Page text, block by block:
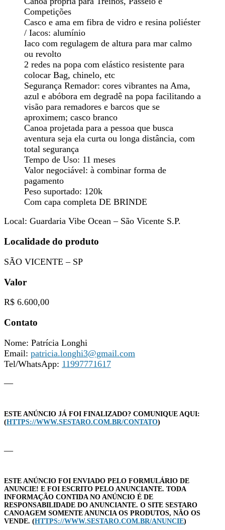
Competições
Casco e ama em fibra de vidro e resina poliéster
/ Iacos: alumínio
Iaco com regulagem de altura para mar calmo
ou revolto
2 redes na popa com elástico resistente para
colocar Bag, chinelo, etc
Segurança Remador: cores vibrantes na Ama,
azul e abóbora em degradê na popa facilitando a
visão para remadores e barcos que se
aproximem; casco branco
Canoa projetada para a pessoa que busca
aventura seja ela curta ou longa distância, com
total segurança
Tempo de Uso: 11 meses
Valor negociável: à combinar forma de
pagamento
Peso suportado: 120k
Com capa completa DE BRINDE
Local: Guardaria Vibe Ocean – São Vicente S.P.
Localidade do produto
SÃO VICENTE – SP
Valor
R$ 6.600,00
Contato
Nome: Patrícia Longhi
Email: patricia.longhi3@gmail.com
Tel/WhatsApp: 11997771617
—
ESTE ANÚNCIO JÁ FOI FINALIZADO? COMUNIQUE AQUI:
(HTTPS://WWW.SESTARO.COM.BR/CONTATO)
—
ESTE ANÚNCIO FOI ENVIADO PELO FORMULÁRIO DE
ANUNCIE! E FOI ESCRITO PELO ANUNCIANTE. TODA
INFORMAÇÃO CONTIDA NO ANÚNCIO É DE
RESPONSABILIDADE DO ANUNCIANTE. O SITE SESTARO
CANOAGEM SOMENTE ANUNCIA OS PRODUTOS, NÃO OS
VENDE. (HTTPS://WWW.SESTARO.COM.BR/ANUNCIE)